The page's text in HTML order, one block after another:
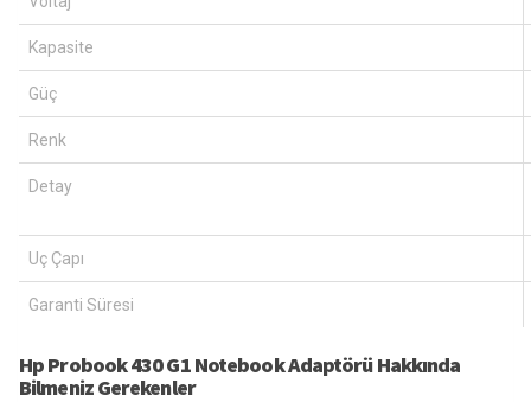
Kapasite
Güç
Renk
Detay
Uç Çapı
Garanti Süresi
Hp Probook 430 G1 Notebook Adaptörü Hakkında
Bilmeniz Gerekenler